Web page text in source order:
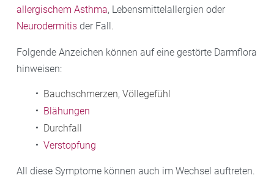
allergischem Asthma, Lebensmittelallergien oder
Neurodermitis der Fall.
Folgende Anzeichen können auf eine gestörte Darmflora
hinweisen:
Bauchschmerzen, Völlegefühl
Blähungen
Durchfall
Verstopfung
All diese Symptome können auch im Wechsel auftreten.